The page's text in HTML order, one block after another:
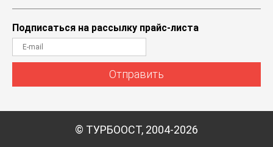
Подписаться на рассылку прайс-листа
Отправить
© ТУРБООСТ, 2004-2026